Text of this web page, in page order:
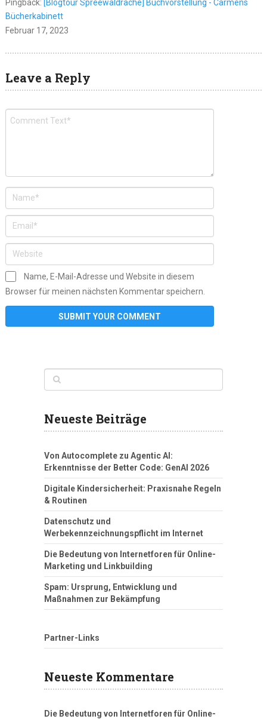
Pingback:
[Blogtour Spreewaldrache] Buchvorstellung - Carmens
Bücherkabinett
Februar 17, 2023
Leave a Reply
Name, E-Mail-Adresse und Website in diesem
Browser für meinen nächsten Kommentar speichern.
Neueste Beiträge
Von Autocomplete zu Agentic AI:
Erkenntnisse der Better Code: GenAI 2026
Digitale Kindersicherheit: Praxisnahe Regeln
& Routinen
Datenschutz und
Werbekennzeichnungspflicht im Internet
Die Bedeutung von Internetforen für Online-
Marketing und Linkbuilding
Spam: Ursprung, Entwicklung und
Maßnahmen zur Bekämpfung
Partner-Links
Neueste Kommentare
Die Bedeutung von Internetforen für Online-